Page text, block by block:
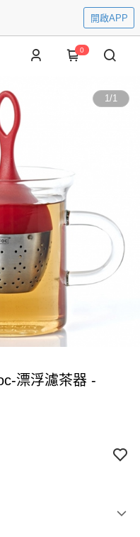
開啟APP
0
1/1
漂浮濾茶器 -